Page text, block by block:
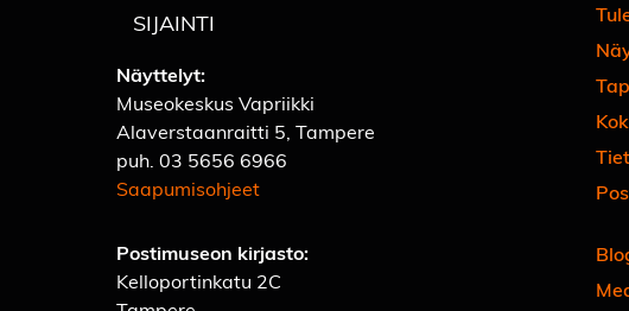
SIJAINTI
Näyttelyt:
Museokeskus Vapriikki
Alaverstaanraitti 5, Tampere
puh.03 5656 6966
Saapumisohjeet
Postimuseon kirjasto:
Kelloportinkatu 2C